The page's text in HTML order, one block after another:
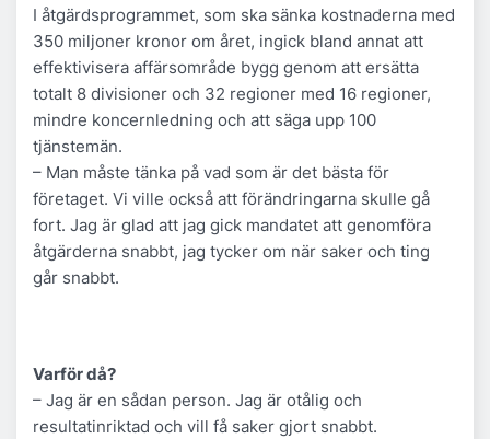
I åtgärdsprogrammet, som ska sänka kostnaderna med
350 miljoner kronor om året, ingick bland annat att
effektivisera affärsområde bygg genom att ersätta
totalt 8 divisioner och 32 regioner med 16 regioner,
mindre koncernledning och att säga upp 100
tjänstemän.
– Man måste tänka på vad som är det bästa för
företaget. Vi ville också att förändringarna skulle gå
fort. Jag är glad att jag gick mandatet att genomföra
åtgärderna snabbt, jag tycker om när saker och ting
går snabbt.
Varför då?
– Jag är en sådan person. Jag är otålig och
resultatinriktad och vill få saker gjort snabbt.